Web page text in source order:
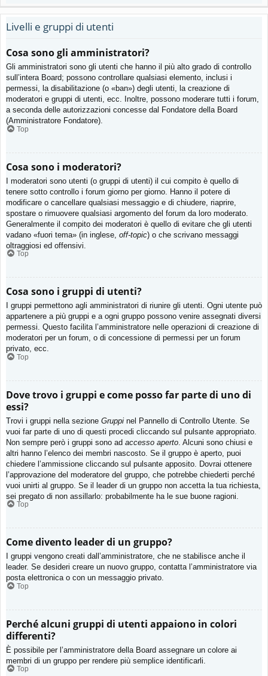
Livelli e gruppi di utenti
Cosa sono gli amministratori?
Gli amministratori sono gli utenti che hanno il più alto grado di controllo
sull’intera Board; possono controllare qualsiasi elemento, inclusi i
permessi, la disabilitazione (o «ban») degli utenti, la creazione di
moderatori e gruppi di utenti, ecc. Inoltre, possono moderare tutti i forum,
a seconda delle autorizzazioni concesse dal Fondatore della Board
(Amministratore Fondatore).
Top
Cosa sono i moderatori?
I moderatori sono utenti (o gruppi di utenti) il cui compito è quello di
tenere sotto controllo i forum giorno per giorno. Hanno il potere di
modificare o cancellare qualsiasi messaggio e di chiudere, riaprire,
spostare o rimuovere qualsiasi argomento del forum da loro moderato.
Generalmente il compito dei moderatori è quello di evitare che gli utenti
vadano «fuori tema» (in inglese, off-topic) o che scrivano messaggi
oltraggiosi ed offensivi.
Top
Cosa sono i gruppi di utenti?
I gruppi permettono agli amministratori di riunire gli utenti. Ogni utente può
appartenere a più gruppi e a ogni gruppo possono venire assegnati diversi
permessi. Questo facilita l’amministratore nelle operazioni di creazione di
moderatori per un forum, o di concessione di permessi per un forum
privato, ecc.
Top
Dove trovo i gruppi e come posso far parte di uno di
essi?
Trovi i gruppi nella sezione Gruppi nel Pannello di Controllo Utente. Se
vuoi far parte di uno di questi procedi cliccando sul pulsante appropriato.
Non sempre però i gruppi sono ad accesso aperto . Alcuni sono chiusi e
altri hanno l’elenco dei membri nascosto. Se il gruppo è aperto, puoi
chiedere l’ammissione cliccando sul pulsante apposito. Dovrai ottenere
l’approvazione del moderatore del gruppo, che potrebbe chiederti perché
vuoi unirti al gruppo. Se il leader di un gruppo non accetta la tua richiesta,
sei pregato di non assillarlo: probabilmente ha le sue buone ragioni.
Top
Come divento leader di un gruppo?
I gruppi vengono creati dall’amministratore, che ne stabilisce anche il
leader. Se desideri creare un nuovo gruppo, contatta l’amministratore via
posta elettronica o con un messaggio privato.
Top
Perché alcuni gruppi di utenti appaiono in colori
differenti?
È possibile per l’amministratore della Board assegnare un colore ai
membri di un gruppo per rendere più semplice identificarli.
Top